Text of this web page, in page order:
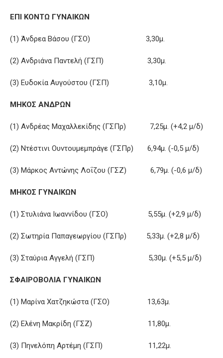
ΕΠΙ ΚΟΝΤΩ ΓΥΝΑΙΚΩΝ
(1) Άνδρεα Βάσου (ΓΣΟ) 3,30μ.
(2) Ανδριάνα Παντελή (ΓΣΠ) 3,30μ.
(3) Ευδοκία Αυγούστου (ΓΣΠ) 3,10μ.
ΜΗΚΟΣ ΑΝΔΡΩΝ
(1) Ανδρέας Μαχαλλεκίδης (ΓΣΠρ) 7,25μ. (+4,2 μ/δ)
(2) Ντέστινι Ουντουμεμπράγε (ΓΣΠρ) 6,94μ. (-0,5 μ/δ)
(3) Μάρκος Αντώνης Λοΐζου (ΓΣΖ) 6,79μ. (-0,6 μ/δ)
ΜΗΚΟΣ ΓΥΝΑΙΚΩΝ
(1) Στυλιάνα Ιωαννίδου (ΓΣΟ) 5,55μ. (+2,9 μ/δ)
(2) Σωτηρία Παπαγεωργίου (ΓΣΠρ) 5,33μ. (+2,8 μ/δ)
(3) Σταύρια Αγγελή (ΓΣΠ) 5,30μ. (+5,5 μ/δ)
ΣΦΑΙΡΟΒΟΛΙΑ ΓΥΝΑΙΚΩΝ
(1) Μαρίνα Χατζηκώστα (ΓΣΟ) 13,63μ.
(2) Ελένη Μακρίδη (ΓΣΖ) 11,80μ.
(3) Πηνελόπη Αρτέμη (ΓΣΠ) 11,22μ.